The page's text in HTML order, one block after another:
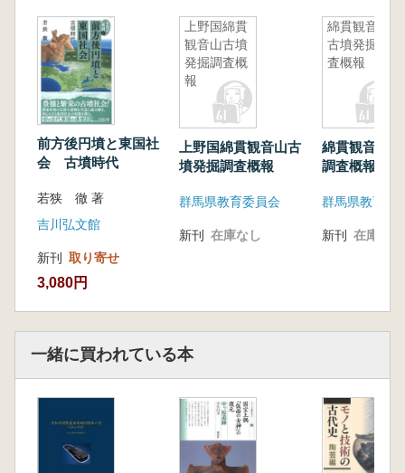
第5章 綿貫観音山古墳と大和政権
1 東国の古墳王国
2 毛野国誕生前夜
3 毛野国の誕生と崩壊
4 井野川流域圏の台頭
5 大和政権下の毛野
6 上毛野の雄族、綿貫観音山古墳の首長
前方後円墳と東国社
会 古墳時代
若狭 徹 著
吉川弘文館
新刊 取り寄せ
3,080円
上野国綿貫
観音山古墳
発掘調査概
報
上野国綿貫観音山古
墳発掘調査概報
群馬県教育委員会
新刊 在庫なし
綿貫観音山
古墳発掘調
査概報
綿貫観音山
調査概報
群馬県教育委
新刊 在庫なし
一緒に買われている本